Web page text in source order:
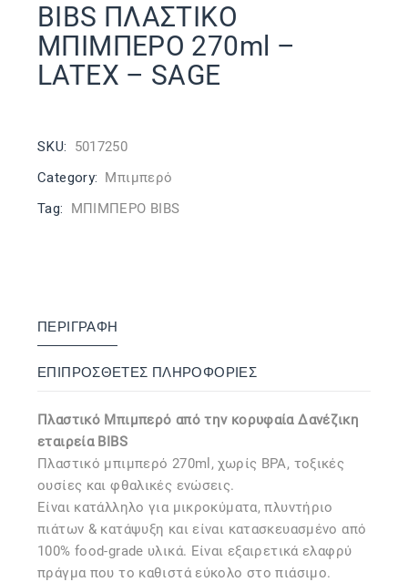
BIBS ΠΛΑΣΤΙΚΟ
ΜΠΙΜΠΕΡΟ 270ml –
LATEX – SAGE
SKU: 5017250
Category: Μπιμπερό
Tag: ΜΠΙΜΠΕΡΟ BIBS
ΠΕΡΙΓΡΑΦΉ
ΕΠΙΠΡΌΣΘΕΤΕΣ ΠΛΗΡΟΦΟΡΊΕΣ
Πλαστικό Μπιμπερό από την κορυφαία Δανέζικη
εταιρεία BIBS
Πλαστικό μπιμπερό 270ml, χωρίς BPA, τοξικές
ουσίες και φθαλικές ενώσεις.
Είναι κατάλληλο για μικροκύματα, πλυντήριο
πιάτων & κατάψυξη και είναι κατασκευασμένο από
100% food-grade υλικά. Είναι εξαιρετικά ελαφρύ
πράγμα που το καθιστά εύκολο στο πιάσιμο.